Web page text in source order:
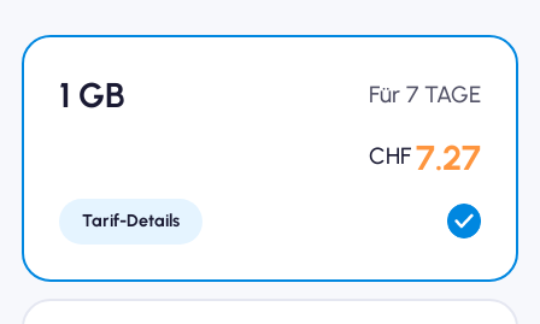
1 GB Für 7 TAGE
CHF 7.27
Tarif-Details